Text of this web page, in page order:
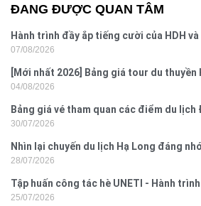
ĐANG ĐƯỢC QUAN TÂM
Hành trình đầy ắp tiếng cười của HDH
07/08/2026
[Mới nhất 2026] Bảng giá tour du thuyền
04/08/2026
Bảng giá vé tham quan các điểm du lịch
2026
30/07/2026
Nhìn lại chuyến du lịch Hạ Long đáng
Hưng 2026
28/07/2026
Tập huấn công tác hè UNETI - Hành
Đồ Sơn
25/07/2026